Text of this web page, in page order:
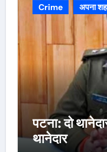
Crime अपना
पटना: दो
थानेदार